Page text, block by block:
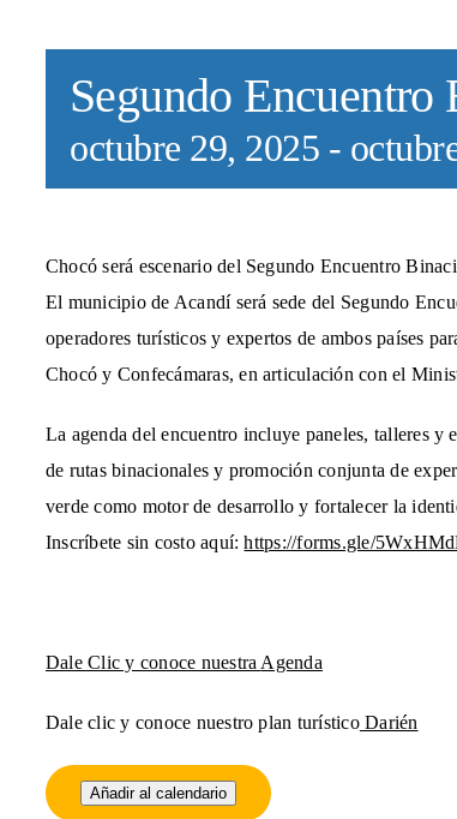
Segundo
octubre 29, 2025 -
Chocó será escenario del Segundo Encuentro
El municipio de Acandí será sede del Segundo
operadores turísticos y expertos de ambos países
Chocó y Confecámaras, en articulación con el
La agenda del encuentro incluye paneles, talleres
de rutas binacionales y promoción conjunta de
verde como motor de desarrollo y fortalecer la
Inscríbete sin costo aquí:https://forms.gle/
Dale Clic y conoce nuestra Agenda
Dale clic y conoce nuestro plan turísticoDarién
Añadir al calendario